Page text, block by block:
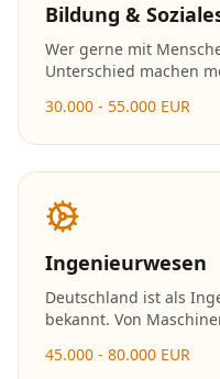
Bildung &
Wer gerne mit
Unterschied machen
Die Nachfrage nach
30.000 - 55.000 EUR
Ingenieurwesen
Deutschland ist als
bekannt. Von
die Zukunft und
45.000 - 80.000 EUR